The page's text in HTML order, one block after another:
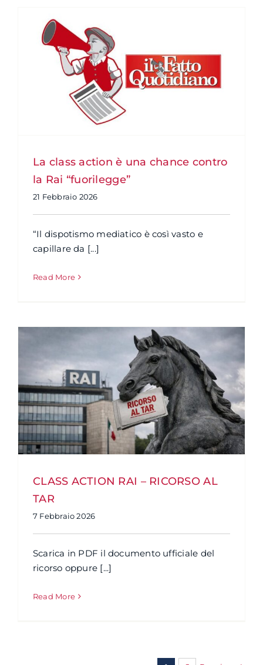
La class action è una chance contro
la Rai “fuorilegge”
21 Febbraio 2026
“Il dispotismo mediatico è così vasto e
capillare da [...]
Read More
CLASS ACTION RAI – RICORSO AL
TAR
7 Febbraio 2026
Scarica in PDF il documento ufficiale del
ricorso oppure [...]
Read More